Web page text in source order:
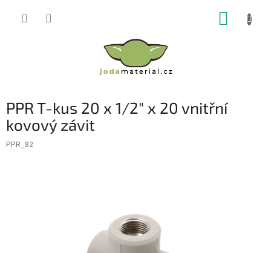
PPR T-kus 20 x 1/2" x 20 vnitřní
kovový závit
PPR_82